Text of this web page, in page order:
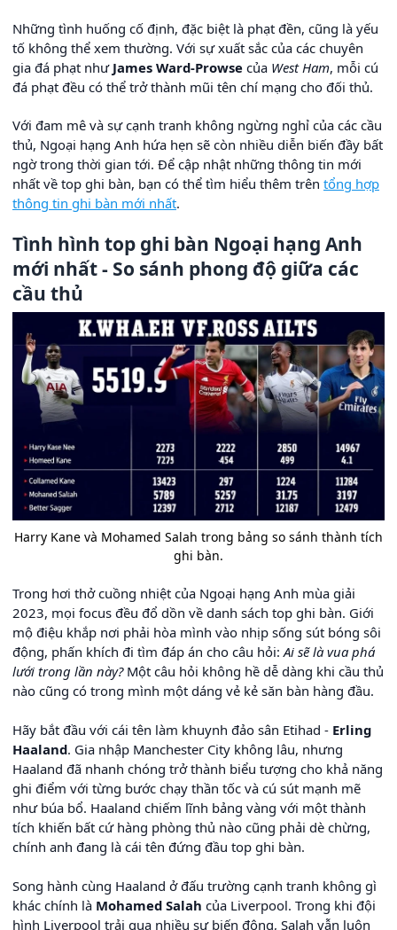
Những tình huống cố định, đặc biệt là phạt đền, cũng là yếu
tố không thể xem thường. Với sự xuất sắc của các chuyên
gia đá phạt như James Ward-Prowse của West Ham, mỗi cú
đá phạt đều có thể trở thành mũi tên chí mạng cho đối thủ.
Với đam mê và sự cạnh tranh không ngừng nghỉ của các cầu
thủ, Ngoại hạng Anh hứa hẹn sẽ còn nhiều diễn biến đầy bất
ngờ trong thời gian tới. Để cập nhật những thông tin mới
nhất về top ghi bàn, bạn có thể tìm hiểu thêm trên tổng hợp
thông tin ghi bàn mới nhất.
Tình hình top ghi bàn Ngoại hạng Anh
mới nhất - So sánh phong độ giữa các
cầu thủ
Harry Kane và Mohamed Salah trong bảng so sánh thành tích
ghi bàn.
Trong hơi thở cuồng nhiệt của Ngoại hạng Anh mùa giải
2023, mọi focus đều đổ dồn về danh sách top ghi bàn. Giới
mộ điệu khắp nơi phải hòa mình vào nhịp sống sút bóng sôi
động, phấn khích đi tìm đáp án cho câu hỏi: Ai sẽ là vua phá
lưới trong lần này?Một câu hỏi không hề dễ dàng khi cầu thủ
nào cũng có trong mình một dáng vẻ kẻ săn bàn hàng đầu.
Hãy bắt đầu với cái tên làm khuynh đảo sân Etihad - Erling
Haaland. Gia nhập Manchester City không lâu, nhưng
Haaland đã nhanh chóng trở thành biểu tượng cho khả năng
ghi điểm với từng bước chạy thần tốc và cú sút mạnh mẽ
như búa bổ. Haaland chiếm lĩnh bảng vàng với một thành
tích khiến bất cứ hàng phòng thủ nào cũng phải dè chừng,
chính anh đang là cái tên đứng đầu top ghi bàn.
Song hành cùng Haaland ở đấu trường cạnh tranh không gì
khác chính là Mohamed Salah của Liverpool. Trong khi đội
hình Liverpool trải qua nhiều sự biến động, Salah vẫn luôn